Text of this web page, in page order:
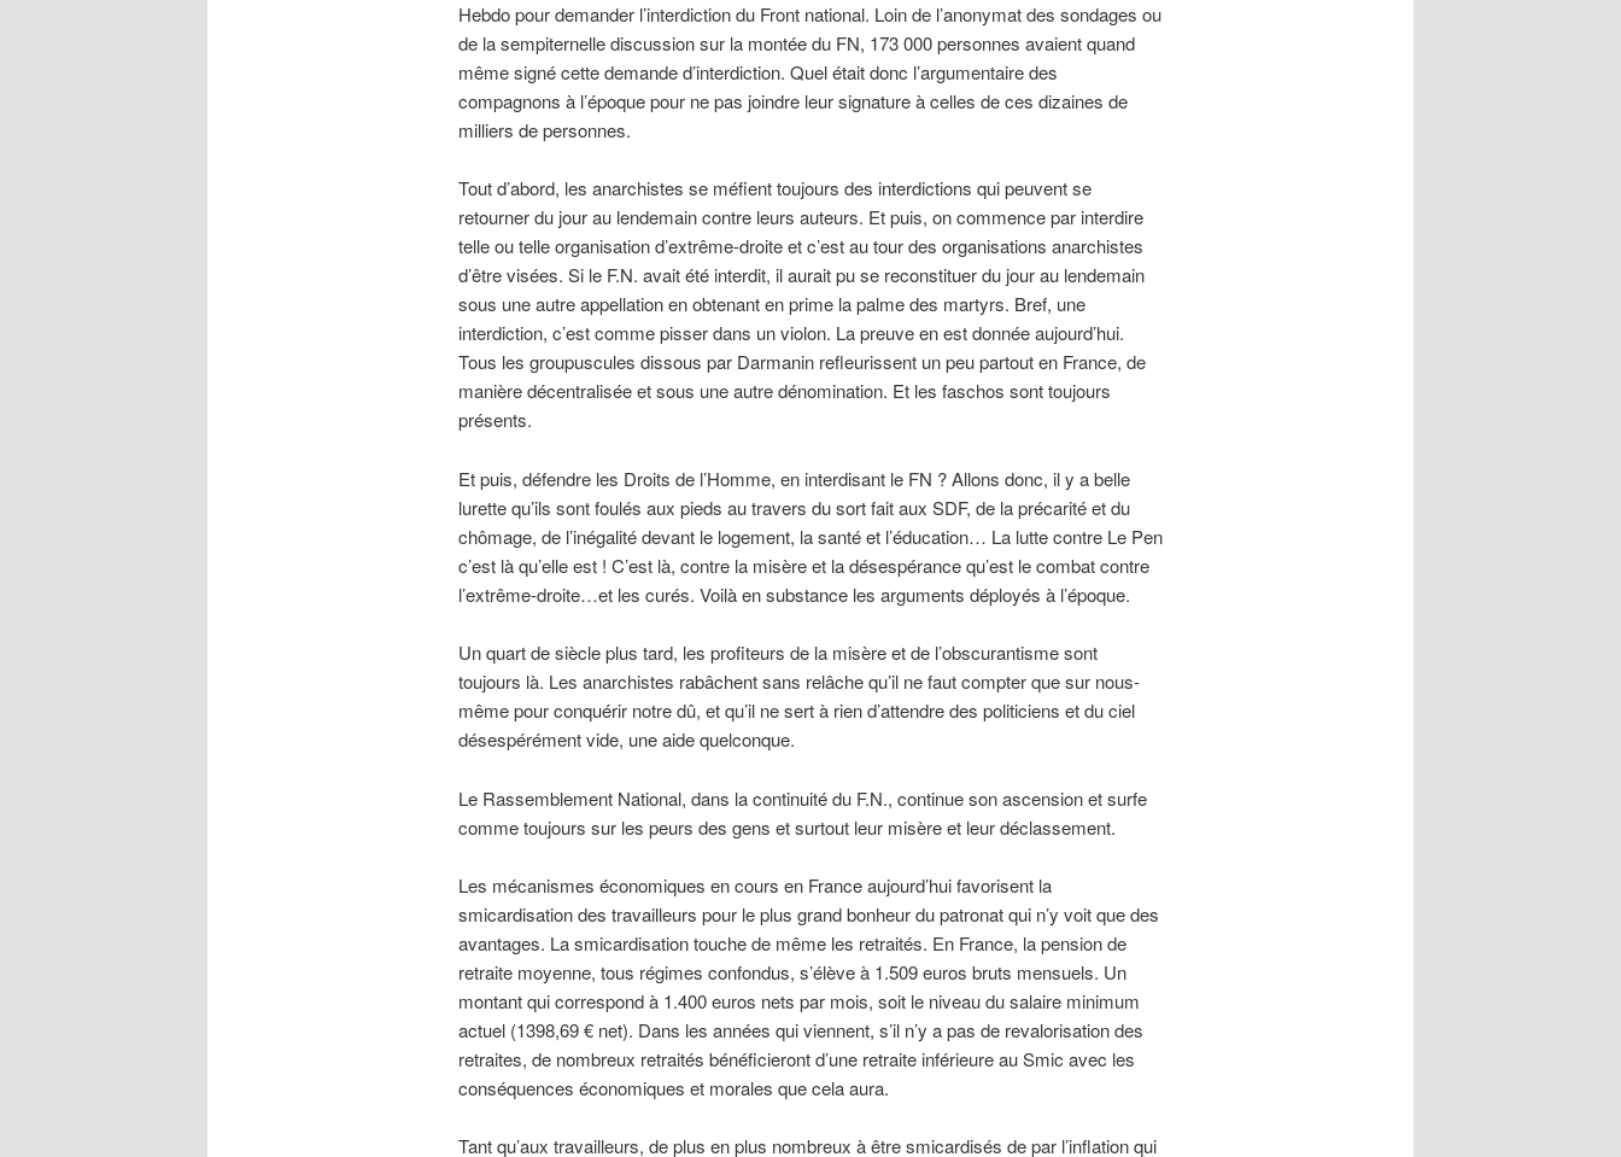
Hebdo pour demander l’interdiction du Front national. Loin de l’anonymat des sondages ou
de la sempiternelle discussion sur la montée du FN, 173 000 personnes avaient quand
même signé cette demande d’interdiction. Quel était donc l’argumentaire des
compagnons à l’époque pour ne pas joindre leur signature à celles de ces dizaines de
milliers de personnes.
Tout d’abord, les anarchistes se méfient toujours des interdictions qui peuvent se
retourner du jour au lendemain contre leurs auteurs. Et puis, on commence par interdire
telle ou telle organisation d’extrême-droite et c’est au tour des organisations anarchistes
d’être visées. Si le F.N. avait été interdit, il aurait pu se reconstituer du jour au lendemain
sous une autre appellation en obtenant en prime la palme des martyrs. Bref, une
interdiction, c’est comme pisser dans un violon. La preuve en est donnée aujourd’hui.
Tous les groupuscules dissous par Darmanin refleurissent un peu partout en France, de
manière décentralisée et sous une autre dénomination. Et les faschos sont toujours
présents.
Et puis, défendre les Droits de l’Homme, en interdisant le FN ? Allons donc, il y a belle
lurette qu’ils sont foulés aux pieds au travers du sort fait aux SDF, de la précarité et du
chômage, de l’inégalité devant le logement, la santé et l’éducation… La lutte contre Le Pen
c’est là qu’elle est ! C’est là, contre la misère et la désespérance qu’est le combat contre
l’extrême-droite…et les curés. Voilà en substance les arguments déployés à l’époque.
Un quart de siècle plus tard, les profiteurs de la misère et de l’obscurantisme sont
toujours là. Les anarchistes rabâchent sans relâche qu’il ne faut compter que sur nous-
même pour conquérir notre dû, et qu’il ne sert à rien d’attendre des politiciens et du ciel
désespérément vide, une aide quelconque.
Le Rassemblement National, dans la continuité du F.N., continue son ascension et surfe
comme toujours sur les peurs des gens et surtout leur misère et leur déclassement.
Les mécanismes économiques en cours en France aujourd’hui favorisent la
smicardisation des travailleurs pour le plus grand bonheur du patronat qui n’y voit que des
avantages. La smicardisation touche de même les retraités. En France, la pension de
retraite moyenne, tous régimes confondus, s’élève à 1.509 euros bruts mensuels. Un
montant qui correspond à 1.400 euros nets par mois, soit le niveau du salaire minimum
actuel (1398,69 € net). Dans les années qui viennent, s’il n’y a pas de revalorisation des
retraites, de nombreux retraités bénéficieront d’une retraite inférieure au Smic avec les
conséquences économiques et morales que cela aura.
Tant qu’aux travailleurs, de plus en plus nombreux à être smicardisés de par l’inflation qui